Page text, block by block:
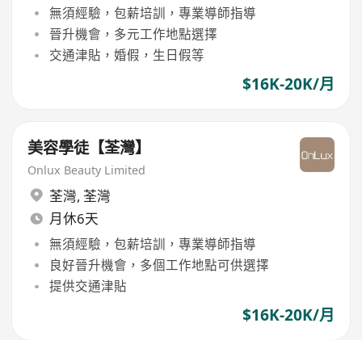
無須經驗，包薪培訓，專業導師指導
晉升機會，多元工作地點選擇
交通津貼，婚假，生日假等
$16K-20K/月
美容學徒【荃灣】
Onlux Beauty Limited
荃灣, 荃灣
月休6天
無須經驗，包薪培訓，專業導師指導
良好晉升機會，多個工作地點可供選擇
提供交通津貼
$16K-20K/月